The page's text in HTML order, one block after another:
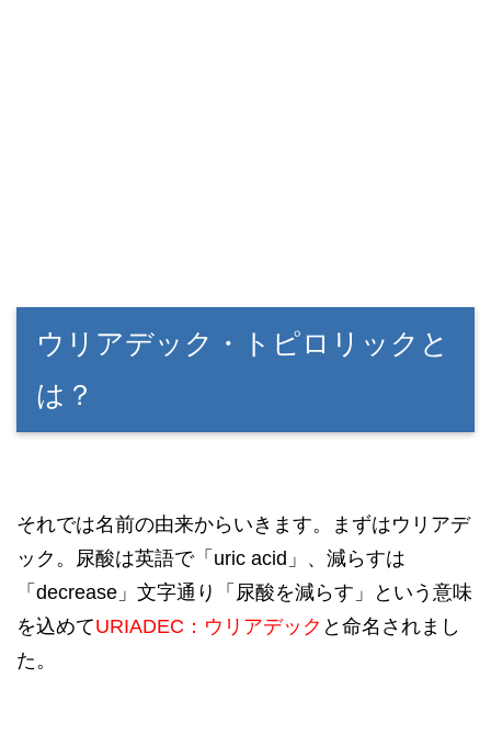
ウリアデック・トピロリックと
は？
それでは名前の由来からいきます。まずはウリアデ
ック。尿酸は英語で「uric acid」、減らすは
「decrease」文字通り「尿酸を減らす」という意味
を込めてURIADEC：ウリアデック と命名されまし
た。